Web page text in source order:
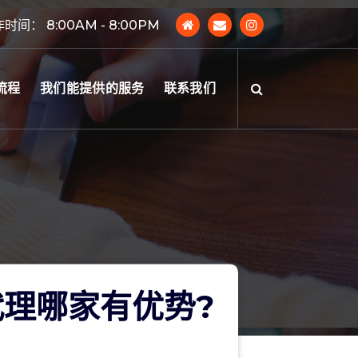
时间： 8:00AM - 8:00PM
程 我们能提供的服务 联系我们
哪家有优势?